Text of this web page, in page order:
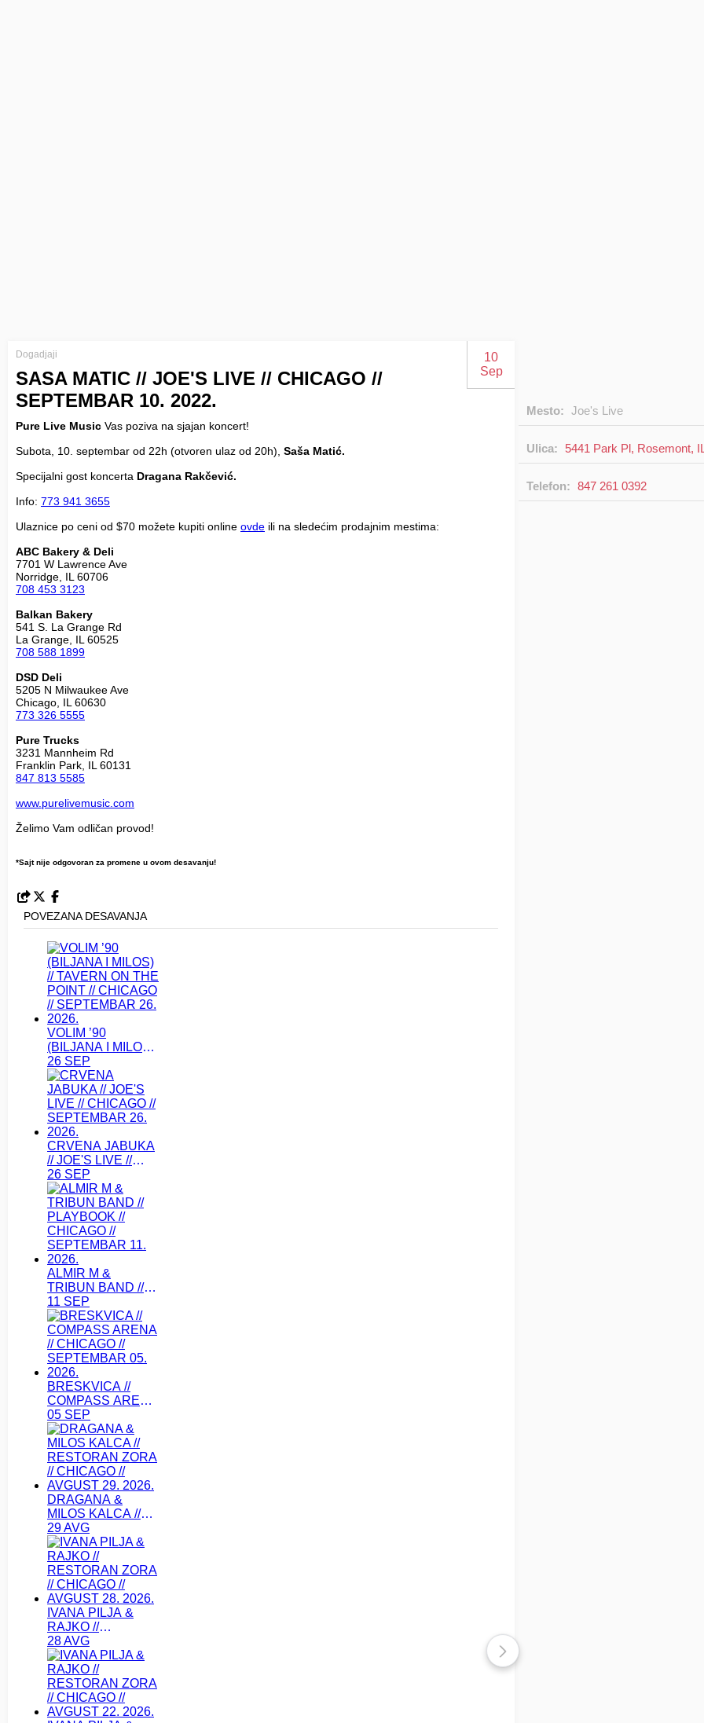
Dogadjaji
SASA MATIC // JOE'S LIVE // CHICAGO //
SEPTEMBAR 10. 2022.
Pure Live Music Vas poziva na sjajan koncert!
Subota, 10. septembar od 22h (otvoren ulaz od 20h), Saša Matić.
Specijalni gost koncerta Dragana Rakčević.
Info: 773 941 3655
Ulaznice po ceni od $70 možete kupiti online ovde ili na sledećim prodajnim mestima:
ABC Bakery & Deli
7701 W Lawrence Ave
708 453 3123
Balkan Bakery
541 S. La Grange Rd
708 588 1899
DSD Deli
5205 N Milwaukee Ave
773 326 5555
Pure Trucks
3231 Mannheim Rd
847 813 5585
www.purelivemusic.com
Želimo Vam odličan provod!
*Sajt nije odgovoran za promene u ovom desavanju!
10
Sep
POVEZANA DESAVANJA
VOLIM ’90
(BILJANA I MILOS)
// TAVERN ON THE
POINT // CHICAGO
// SEPTEMBAR 26.
2026.
26 SEP
CRVENA JABUKA
// JOE'S LIVE //
CHICAGO //
SEPTEMBAR 26.
2026.
26 SEP
ALMIR M &
TRIBUN BAND //
PLAYBOOK //
CHICAGO //
SEPTEMBAR 11.
2026.
11 SEP
BRESKVICA //
COMPASS ARENA
// CHICAGO //
SEPTEMBAR 05.
2026.
05 SEP
DRAGANA &
MILOS KALCA //
RESTORAN ZORA
// CHICAGO //
AVGUST 29. 2026.
29 AVG
IVANA PILJA &
RAJKO //
RESTORAN ZORA
// CHICAGO //
AVGUST 28. 2026.
28 AVG
Mesto: Joe's Live
Ulica: 5441 Park Pl, Rosemont,
Telefon: 847 261 0392